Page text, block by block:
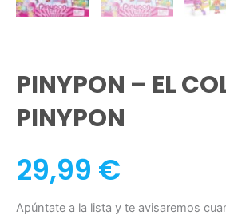
PINYPON – EL
PINYPON
29,99 €
Apúntate a la lista y te avisaremos